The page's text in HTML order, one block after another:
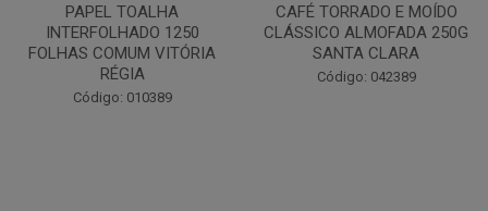
CAFÉ TORRADO E MOÍDO
CLÁSSICO ALMOFADA 250G
SANTA CLARA
Código: 042389
Copo Plástico Branco 180ml
Pacote c/100 - Cristalcopo
Código: 031413